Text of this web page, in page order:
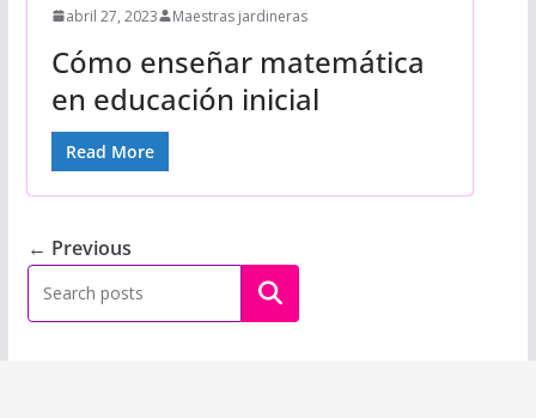
abril 27, 2023 Maestras jardineras
Cómo enseñar matemática
en educación inicial
Read More
← Previous
Buscar